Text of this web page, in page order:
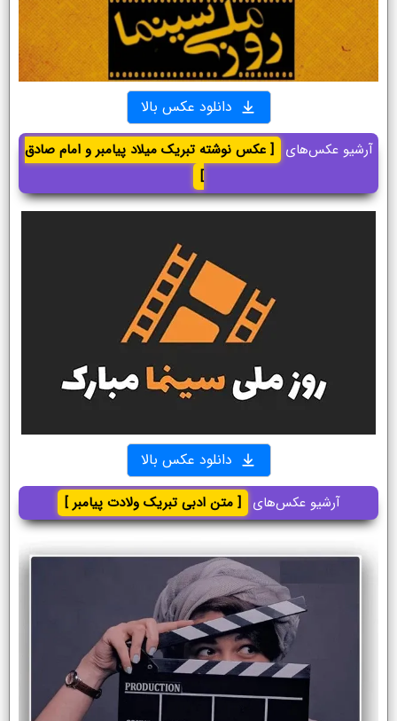
دانلود عکس بالا
آرشیو عکس‌های
[ عکس نوشته تبریک میلاد پیامبر و امام صادق
]
دانلود عکس بالا
آرشیو عکس‌های [ متن ادبی تبریک ولادت پیامبر ]